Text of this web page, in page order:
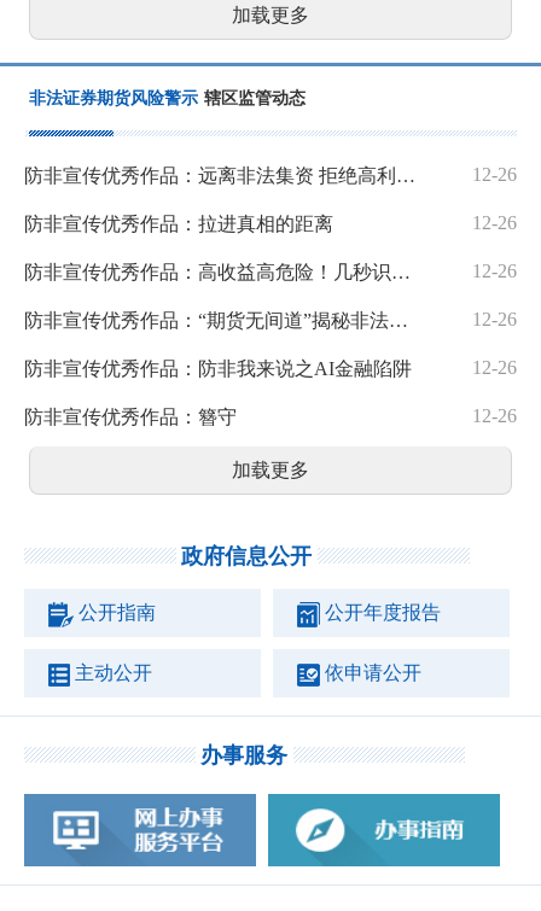
加载更多
非法证券期货风险警示 辖区监管动态
防非宣传优秀作品：远离非法集资 拒绝高利诱惑 12-26
防非宣传优秀作品：拉进真相的距离 12-26
防非宣传优秀作品：高收益高危险！几秒识别投资骗局 12-26
防非宣传优秀作品：“期货无间道”揭秘非法经营期货的三大套路 12-26
防非宣传优秀作品：防非我来说之AI金融陷阱 12-26
防非宣传优秀作品：簪守 12-26
加载更多
政府信息公开
公开指南 公开年度报告
主动公开 依申请公开
办事服务